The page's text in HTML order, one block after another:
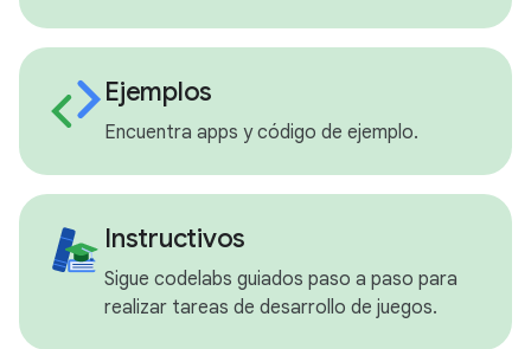
Ejemplos
Encuentra apps y código de ejemplo.
Instructivos
Sigue codelabs guiados paso a paso para
realizar tareas de desarrollo de juegos.